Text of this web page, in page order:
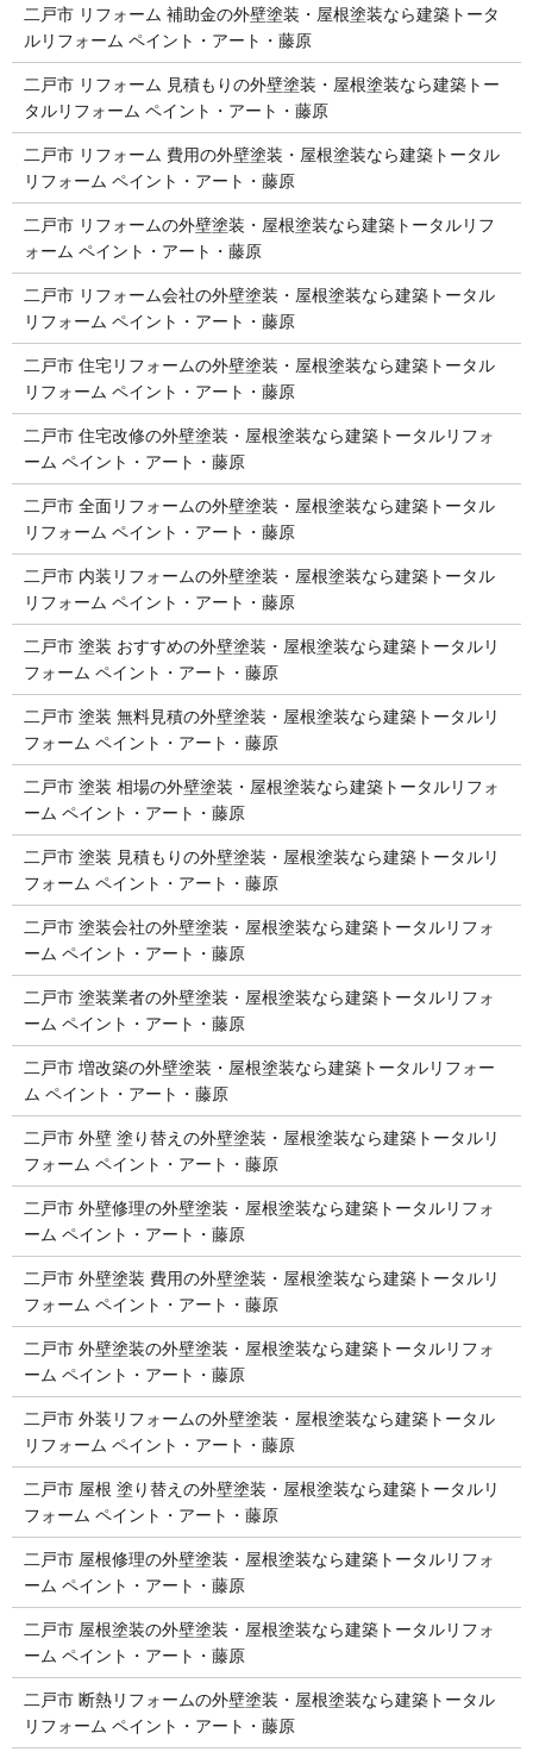
二戸市 リフォーム 補助金の外壁塗装・屋根塗装なら建築トータ
ルリフォーム ペイント・アート・藤原
二戸市 リフォーム 見積もりの外壁塗装・屋根塗装なら建築トー
タルリフォーム ペイント・アート・藤原
二戸市 リフォーム 費用の外壁塗装・屋根塗装なら建築トータル
リフォーム ペイント・アート・藤原
二戸市 リフォームの外壁塗装・屋根塗装なら建築トータルリフ
ォーム ペイント・アート・藤原
二戸市 リフォーム会社の外壁塗装・屋根塗装なら建築トータル
リフォーム ペイント・アート・藤原
二戸市 住宅リフォームの外壁塗装・屋根塗装なら建築トータル
リフォーム ペイント・アート・藤原
二戸市 住宅改修の外壁塗装・屋根塗装なら建築トータルリフォ
ーム ペイント・アート・藤原
二戸市 全面リフォームの外壁塗装・屋根塗装なら建築トータル
リフォーム ペイント・アート・藤原
二戸市 内装リフォームの外壁塗装・屋根塗装なら建築トータル
リフォーム ペイント・アート・藤原
二戸市 塗装 おすすめの外壁塗装・屋根塗装なら建築トータルリ
フォーム ペイント・アート・藤原
二戸市 塗装 無料見積の外壁塗装・屋根塗装なら建築トータルリ
フォーム ペイント・アート・藤原
二戸市 塗装 相場の外壁塗装・屋根塗装なら建築トータルリフォ
ーム ペイント・アート・藤原
二戸市 塗装 見積もりの外壁塗装・屋根塗装なら建築トータルリ
フォーム ペイント・アート・藤原
二戸市 塗装会社の外壁塗装・屋根塗装なら建築トータルリフォ
ーム ペイント・アート・藤原
二戸市 塗装業者の外壁塗装・屋根塗装なら建築トータルリフォ
ーム ペイント・アート・藤原
二戸市 増改築の外壁塗装・屋根塗装なら建築トータルリフォー
ム ペイント・アート・藤原
二戸市 外壁 塗り替えの外壁塗装・屋根塗装なら建築トータルリ
フォーム ペイント・アート・藤原
二戸市 外壁修理の外壁塗装・屋根塗装なら建築トータルリフォ
ーム ペイント・アート・藤原
二戸市 外壁塗装 費用の外壁塗装・屋根塗装なら建築トータルリ
フォーム ペイント・アート・藤原
二戸市 外壁塗装の外壁塗装・屋根塗装なら建築トータルリフォ
ーム ペイント・アート・藤原
二戸市 外装リフォームの外壁塗装・屋根塗装なら建築トータル
リフォーム ペイント・アート・藤原
二戸市 屋根 塗り替えの外壁塗装・屋根塗装なら建築トータルリ
フォーム ペイント・アート・藤原
二戸市 屋根修理の外壁塗装・屋根塗装なら建築トータルリフォ
ーム ペイント・アート・藤原
二戸市 屋根塗装の外壁塗装・屋根塗装なら建築トータルリフォ
ーム ペイント・アート・藤原
二戸市 断熱リフォームの外壁塗装・屋根塗装なら建築トータル
リフォーム ペイント・アート・藤原